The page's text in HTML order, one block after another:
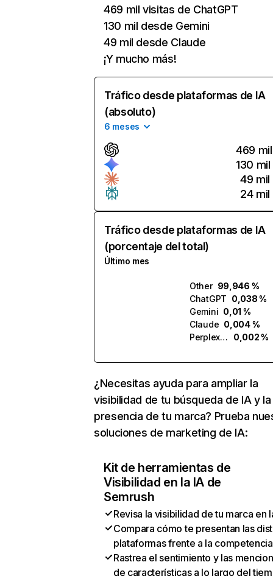
469 mil visitas de ChatGPT
130 mil desde Gemini
49 mil desde Claude
¡Y mucho más!
Tráfico desde plataformas de IA
(absoluto)
6 meses
469 mil
130 mil
49 mil
24 mil
Tráfico desde plataformas de IA
(porcentaje del total)
Último mes
Other 99,946 %
ChatGPT 0,038 %
Gemini 0,01 %
Claude 0,004 %
Perplexity
0,002 %
¿Necesitas ayuda para ampliar la
visibilidad de tu búsqueda de IA y la
presencia de tu marca? Prueba
soluciones de marketing de IA:
Kit de herramientas de
Visibilidad en la IA de
Semrush
Revisa la visibilidad de tu marca en
Compara cómo te presentan las
plataformas frente a la competencia
Rastrea el sentimiento y las
de características a lo largo del